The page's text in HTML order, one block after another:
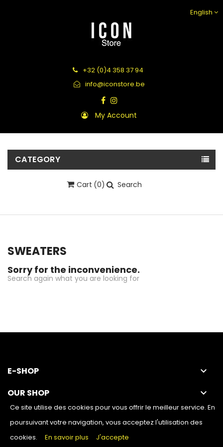
English
+32 (0)4 358 37 94
info@iconstore.be
My Account
CATEGORY
Cart (0) Search
SWEATERS
Sorry for the inconvenience.
Search again what you are looking for
E-SHOP keyboard_arrow_down
OUR SHOP keyboard_arrow_down
Ce site utilise des cookies pour vous offrir le meilleur service. En
poursuivant votre navigation, vous acceptez l'utilisation des
cookies.
En savoir plus J'accepte